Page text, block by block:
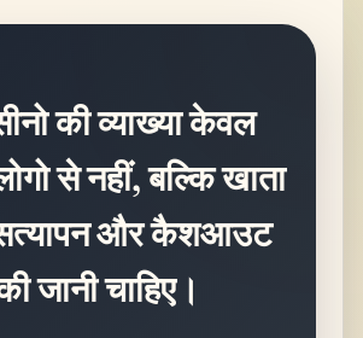
की व्याख्या केवल
से नहीं, बल्कि खाता
सत्यापन और कैशआउट
जानी चाहिए।